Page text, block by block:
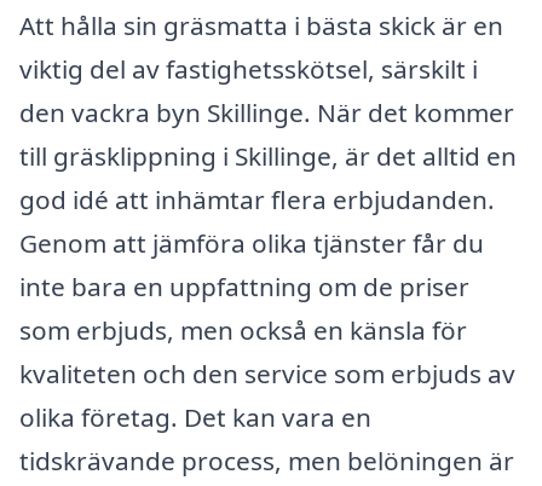
Att hålla sin gräsmatta i bästa skick är en
viktig del av fastighetsskötsel, särskilt i
den vackra byn Skillinge. När det kommer
till gräsklippning i Skillinge, är det alltid en
god idé att inhämtar flera erbjudanden.
Genom att jämföra olika tjänster får du
inte bara en uppfattning om de priser
som erbjuds, men också en känsla för
kvaliteten och den service som erbjuds av
olika företag. Det kan vara en
tidskrävande process, men belöningen är